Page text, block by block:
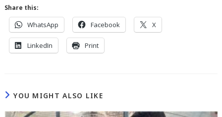
Share this:
WhatsApp Facebook X
LinkedIn Print
YOU MIGHT ALSO LIKE